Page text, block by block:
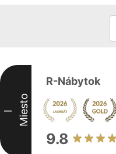
I Miesto
R-Nábytok
9.8